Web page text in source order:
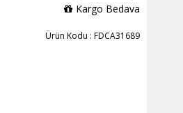
Kargo Bedava
Ürün Kodu : FDCA31689